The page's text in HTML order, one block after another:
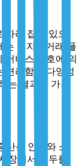
리 잡고 있으
는 전자상거래 플
서비스 선호에 의
편리함과 다양성
는 결과를 가져
층 인구와 소
장에서 선두를